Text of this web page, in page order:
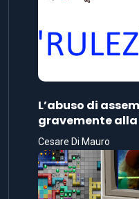
L’abuso di
gravemente
Cesare Di Mauro